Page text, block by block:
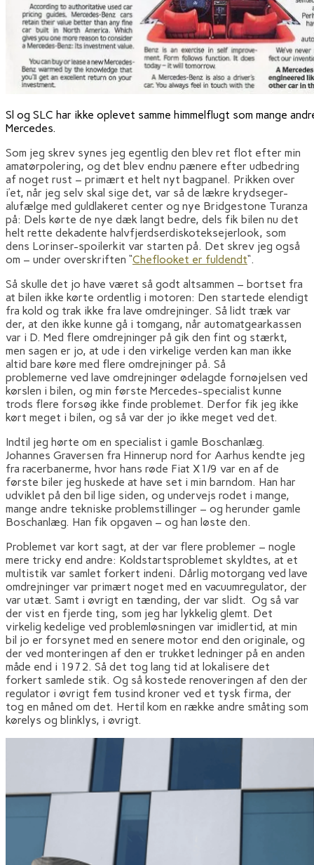
Sl og SLC har ikke oplevet samme himmelflugt som mange
Mercedes.
Som jeg skrev synes jeg egentlig den blev ret flot efter min
amatørpolering, og det blev endnu pænere efter udbedring
af noget rust – primært et helt nyt bagpanel. Prikken over
i’et, når jeg selv skal sige det, var så de lækre krydseger-
alufælge med guldlakeret center og nye Bridgestone Turanza
på: Dels kørte de nye dæk langt bedre, dels fik bilen nu det
helt rette dekadente halvfjerdserdiskoteksejerlook, som
dens Lorinser-spoilerkit var starten på. Det skrev jeg også
om – under overskriften “Cheflooket er fuldendt“.
Så skulle det jo have været så godt altsammen – bortset fra
at bilen ikke kørte ordentlig i motoren: Den startede elendigt
fra kold og trak ikke fra lave omdrejninger. Så lidt træk var
der, at den ikke kunne gå i tomgang, når automatgearkassen
var i D. Med flere omdrejninger på gik den fint og stærkt,
men sagen er jo, at ude i den virkelige verden kan man ikke
altid bare køre med flere omdrejninger på. Så
problemerne ved lave omdrejninger ødelagde fornøjelsen ved
kørslen i bilen, og min første Mercedes-specialist kunne
trods flere forsøg ikke finde problemet. Derfor fik jeg ikke
kørt meget i bilen, og så var der jo ikke meget ved det.
Indtil jeg hørte om en specialist i gamle Boschanlæg.
Johannes Graversen fra Hinnerup nord for Aarhus kendte jeg
fra racerbanerme, hvor hans røde Fiat X1/9 var en af de
første biler jeg huskede at have set i min barndom. Han har
udviklet på den bil lige siden, og undervejs rodet i mange,
mange andre tekniske problemstillinger – og herunder gamle
Boschanlæg. Han fik opgaven – og han løste den.
Problemet var kort sagt, at der var flere problemer – nogle
mere tricky end andre: Koldstartsproblemet skyldtes, at et
multistik var samlet forkert indeni. Dårlig motorgang ved lave
omdrejninger var primært noget med en vacuumregulator, der
var utæt. Samt i øvrigt en tænding, der var slidt. Og så var
der vist en fjerde ting, som jeg har lykkelig glemt. Det
virkelig kedelige ved problemløsningen var imidlertid, at min
bil jo er forsynet med en senere motor end den originale, og
der ved monteringen af den er trukket ledninger på en anden
måde end i 1972. Så det tog lang tid at lokalisere det
forkert samlede stik. Og så kostede renoveringen af den der
regulator i øvrigt fem tusind kroner ved et tysk firma, der
tog en måned om det. Hertil kom en række andre småting som
kørelys og blinklys, i øvrigt.